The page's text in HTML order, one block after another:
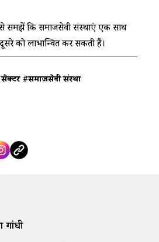
से समझें कि समाजसेवी संस्थाएं एक साथ
को लाभान्वित कर सकती हैं।
#समाजसेवी संस्था
गांधी